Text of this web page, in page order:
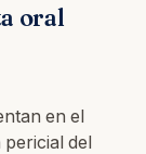
oral
en el
del